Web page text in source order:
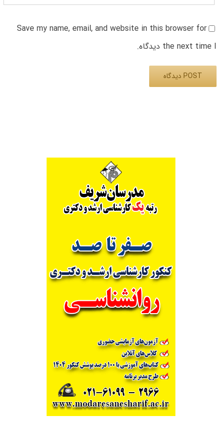
Save my name, email, and website in this browser for
the next time I دیدگاه.